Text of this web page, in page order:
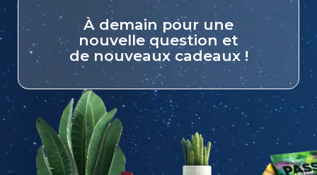
À demain pour une
nouvelle question et
de nouveaux cadeaux !